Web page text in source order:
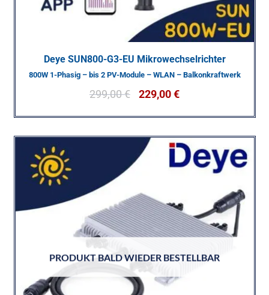
Deye SUN800-G3-EU Mikrowechselrichter
800W 1-Phasig – bis 2 PV-Module – WLAN – Balkonkraftwerk
299,00€ 229,00€
PRODUKT BALD WIEDER BESTELLBAR